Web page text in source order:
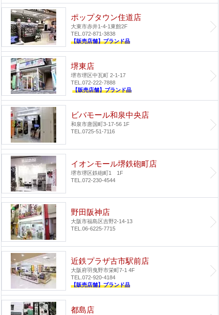
ポップタウン住道店
大東市赤井1-4-1東館2F
TEL.072-871-3838
【販売店舗】ブランド品
堺東店
堺市堺区中瓦町 2-1-17
TEL.072-222-7888
【販売店舗】ブランド品
ビバモール和泉中央店
和泉市唐国町3-17-56 1F
TEL.0725-51-7116
イオンモール堺鉄砲町店
堺市堺区鉄砲町1 1F
TEL.072-230-4544
野田阪神店
大阪市福島区吉野2-14-13
TEL.06-6225-7715
近鉄プラザ古市駅前店
大阪府羽曳野市栄町7-1 4F
TEL.072-920-4184
【販売店舗】ブランド品
都島店